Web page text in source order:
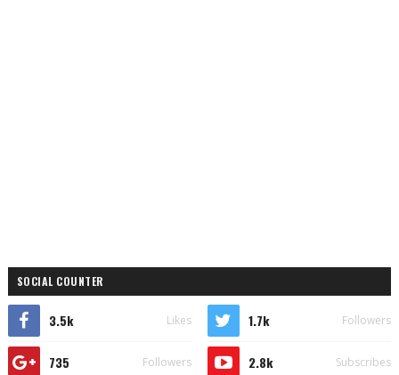
SOCIAL COUNTER
3.5k Likes 1.7k Followers
735 Followers 2.8k Subscribes